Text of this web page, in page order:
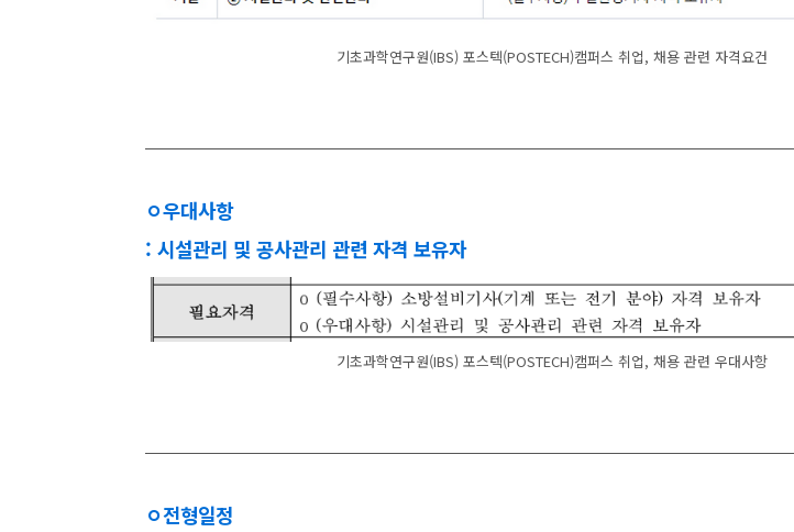
기초과학연구원(IBS) 포스텍(POSTECH)캠퍼스 취업, 채용 관련 자격요건
ㅇ우대사항
: 시설관리 및 공사관리 관련 자격 보유자
기초과학연구원(IBS) 포스텍(POSTECH)캠퍼스 취업, 채용 관련 우대사항
ㅇ전형일정